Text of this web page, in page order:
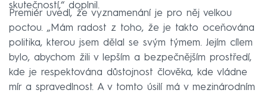
skutečností,“ doplnil.
Premiér uvedl, že vyznamenání je pro něj velkou
poctou. „Mám radost z toho, že je takto oceňována
politika, kterou jsem dělal se svým týmem. Jejím cílem
bylo, abychom žili v lepším a bezpečnějším prostředí,
kde je respektována důstojnost člověka, kde vládne
mír a spravedlnost. A v tomto úsilí má v mezinárodním